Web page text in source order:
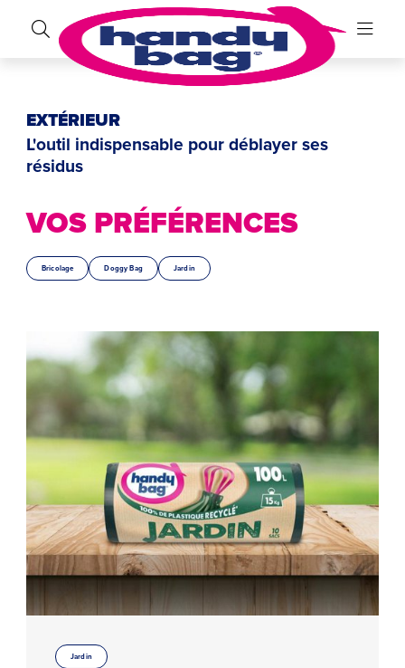
EXTÉRIEUR
L'outil indispensable pour déblayer ses
résidus
VOS PRÉFÉRENCES
Bricolage Doggy Bag Jardin
Jardin